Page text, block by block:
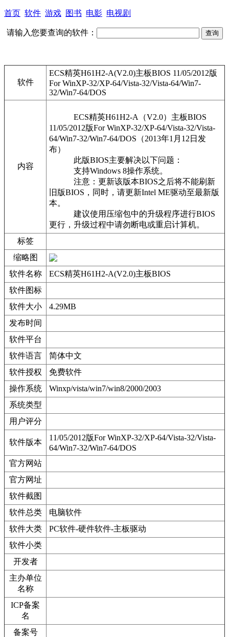
首页 软件 游戏 图书 电影 电视剧
请输入您要查询的软件：
软件
ECS精英H61H2-A(V2.0)主板BIOS 11/05/2012版
For WinXP-32/XP-64/Vista-32/Vista-64/Win7-
32/Win7-64/DOS
内容
ECS精英H61H2-A（V2.0）主板BIOS
11/05/2012版For WinXP-32/XP-64/Vista-32/Vista-
64/Win7-32/Win7-64/DOS（2013年1月12日发
布）
此版BIOS主要解决以下问题：
支持Windows 8操作系统。
注意：更新该版本BIOS之后将不能刷新
旧版BIOS，同时，请更新Intel ME驱动至最新版
本。
建议使用压缩包中的升级程序进行BIOS
更行，升级过程中请勿断电或重启计算机。
标签
缩略图
软件名称
ECS精英H61H2-A(V2.0)主板BIOS
软件图标
软件大小
4.29MB
发布时间
软件平台
软件语言
简体中文
软件授权
免费软件
操作系统
Winxp/vista/win7/win8/2000/2003
系统类型
用户评分
软件版本
11/05/2012版For WinXP-32/XP-64/Vista-32/Vista-
64/Win7-32/Win7-64/DOS
官方网站
官方网址
软件截图
软件总类
电脑软件
软件大类
PC软件-硬件软件-主板驱动
软件小类
开发者
主办单位
名称
ICP备案
名
备案号